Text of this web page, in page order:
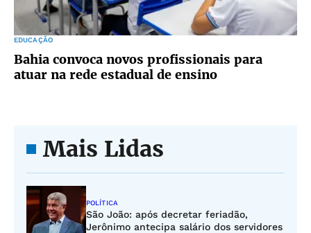
EDUCAÇÃO
Bahia convoca novos profissionais para
atuar na rede estadual de ensino
Mais Lidas
POLÍTICA
São João: após decretar feriadão,
Jerônimo antecipa salário dos servidores